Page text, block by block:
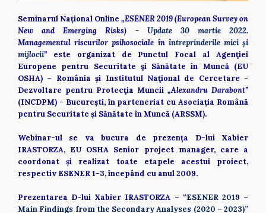
Seminarul Național Online „ESENER 2019 (European Survey on
New and Emerging Risks) - Update 30 martie 2022.
Managementul riscurilor psihosociale în întreprinderile mici și
mijlocii” este organizat de Punctul Focal al Agenţiei
Europene pentru Securitate şi Sănătate în Muncă (EU
OSHA) – România și Institutul Naţional de Cercetare -
Dezvoltare pentru Protecţia Muncii
(INCDPM) - București, în parteneriat cu Asociația Română
pentru Securitate și Sănătate în Muncă (ARSSM).
Webinar-ul se va bucura de prezența D-lui Xabier
IRASTORZA, EU OSHA Senior project manager, care a
coordonat și realizat toate etapele acestui proiect,
respectiv ESENER 1-3, începând cu anul 2009.
Prezentarea D-lui Xabier IRASTORZA – “ESENER 2019 –
Main Findings from the Secondary Analyses (2020 – 2023)”